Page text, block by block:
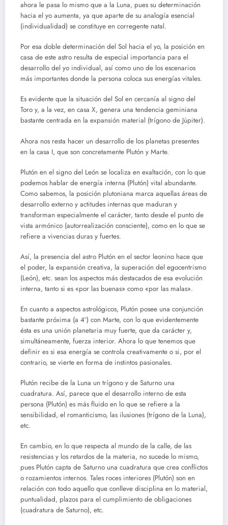
ahora le pasa lo mismo que a la Luna, pues su determinación
hacia el yo aumenta, ya que aparte de su analogía esencial
(individualidad) se constituye en corregente natal.
Por esa doble determinación del Sol hacia el yo, la posición en
casa de este astro resulta de especial importancia para el
desarrollo del yo individual, así como uno de los escenarios
más importantes donde la persona coloca sus energías vitales.
Es evidente que la situación del Sol en cercanía al signo del
Toro y, a la vez, en casa X, genera una tendencia geminiana
bastante centrada en la expansión material (trígono de Júpiter).
Ahora nos resta hacer un desarrollo de los planetas presentes
en la casa I, que son concretamente Plutón y Marte.
Plutón en el signo del León se localiza en exaltación, con lo que
podemos hablar de energía interna (Plutón) vital abundante.
Como sabemos, la posición plutoniana marca aquellas áreas de
desarrollo externo y actitudes internas que maduran y
transforman especialmente el carácter, tanto desde el punto de
vista armónico (autorrealización consciente), como en lo que se
refiere a vivencias duras y fuertes.
Así, la presencia del astro Plutón en el sector leonino hace que
el poder, la expansión creativa, la superación del egocentrismo
(León), etc. sean los aspectos más destacados de esa evolución
interna, tanto si es «por las buenas» como «por las malas».
En cuanto a aspectos astrológicos, Plutón posee una conjunción
bastante próxima (a 4º) con Marte, con lo que evidentemente
ésta es una unión planetaria muy fuerte, que da carácter y,
simultáneamente, fuerza interior. Ahora lo que tenemos que
definir es si esa energía se controla creativamente o si, por el
contrario, se vierte en forma de instintos pasionales.
Plutón recibe de la Luna un trígono y de Saturno una
cuadratura. Así, parece que el desarrollo interno de esta
persona (Plutón) es más fluido en lo que se refiere a la
sensibilidad, el romanticismo, las ilusiones (trígono de la Luna),
etc.
En cambio, en lo que respecta al mundo de la calle, de las
resistencias y los retardos de la materia, no sucede lo mismo,
pues Plutón capta de Saturno una cuadratura que crea conflictos
o rozamientos internos. Tales roces interiores (Plutón) son en
relación con todo aquello que conlleve disciplina en lo material,
puntualidad, plazos para el cumplimiento de obligaciones
(cuadratura de Saturno), etc.